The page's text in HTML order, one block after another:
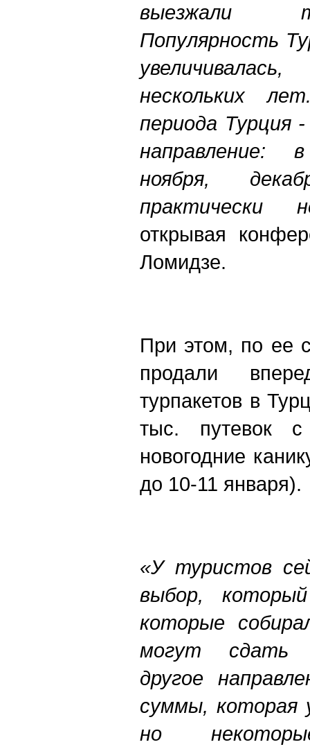
выезжали
Популярность
нескольких
периода Турция
направление:
ноября,
практически
открывая
Ломидзе.
При этом, по ее
продали
турпакетов в
тыс. путевок
новогодние
до 10-11
«У туристов
выбор,
которые
могут сдать
другое
суммы, которая
но